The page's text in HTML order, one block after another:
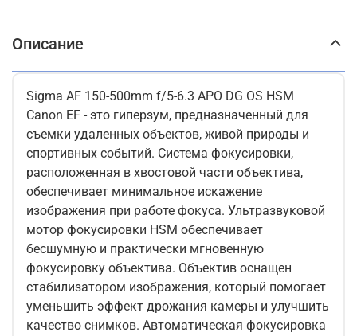
Описание
Sigma AF 150-500mm f/5-6.3 APO DG OS HSM
Canon EF - это гиперзум, предназначенный для
съемки удаленных объектов, живой природы и
спортивных событий. Система фокусировки,
расположенная в хвостовой части объектива,
обеспечивает минимальное искажение
изображения при работе фокуса. Ультразвуковой
мотор фокусировки HSM обеспечивает
бесшумную и практически мгновенную
фокусировку объектива. Объектив оснащен
стабилизатором изображения, который помогает
уменьшить эффект дрожания камеры и улучшить
качество снимков. Автоматическая фокусировка